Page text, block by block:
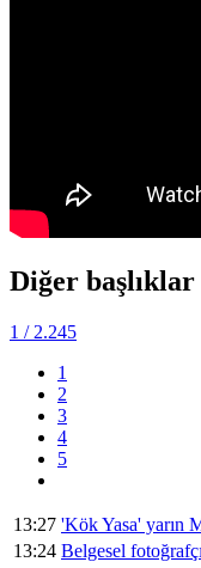
Diğer başlıklar
1 / 2.245
1
2
3
4
5
13:27 'Kök Yasa' yarın
13:24 Belgesel